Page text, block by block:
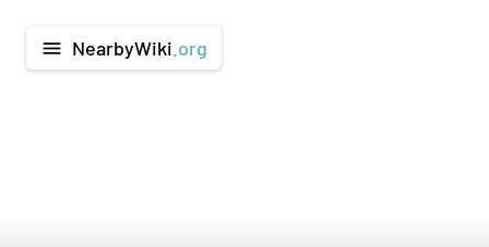
menu NearbyWiki .org